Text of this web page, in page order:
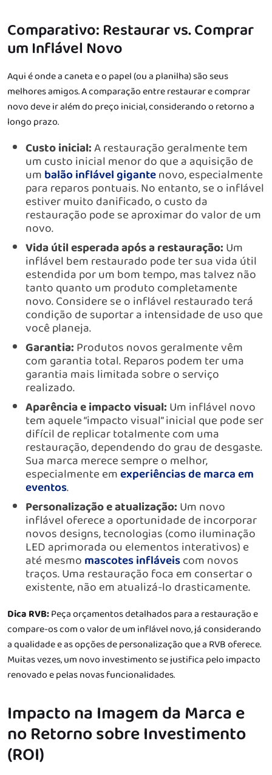
Comparativo: Restaurar vs. Comprar
um Inflável Novo
Aqui é onde a caneta e o papel (ou a planilha) são seus
melhores amigos. A comparação entre restaurar e comprar
novo deve ir além do preço inicial, considerando o retorno a
longo prazo.
Custo inicial:A restauração geralmente tem
um custo inicial menor do que a aquisição de
umbalão inflável gigantenovo, especialmente
para reparos pontuais. No entanto, se o inflável
estiver muito danificado, o custo da
restauração pode se aproximar do valor de um
novo.
Vida útil esperada após a restauração:Um
inflável bem restaurado pode ter sua vida útil
estendida por um bom tempo, mas talvez não
tanto quanto um produto completamente
novo. Considere se o inflável restaurado terá
condição de suportar a intensidade de uso que
você planeja.
Garantia:Produtos novos geralmente vêm
com garantia total. Reparos podem ter uma
garantia mais limitada sobre o serviço
realizado.
Aparência e impacto visual:Um inflável novo
tem aquele “impacto visual” inicial que pode ser
difícil de replicar totalmente com uma
restauração, dependendo do grau de desgaste.
Sua marca merece sempre o melhor,
especialmente emexperiências de marca em
eventos.
Personalização e atualização:Um novo
inflável oferece a oportunidade de incorporar
novos designs, tecnologias (como iluminação
LED aprimorada ou elementos interativos) e
até mesmomascotes infláveiscom novos
traços. Uma restauração foca em consertar o
existente, não em atualizá-lo drasticamente.
Dica RVB:Peça orçamentos detalhados para a restauração e
compare-os com o valor de um inflável novo, já considerando
a qualidade e as opções de personalização que a RVB oferece.
Muitas vezes, um novo investimento se justifica pelo impacto
renovado e pelas novas funcionalidades.
Impacto na Imagem da Marca e
no Retorno sobre Investimento
(ROI)